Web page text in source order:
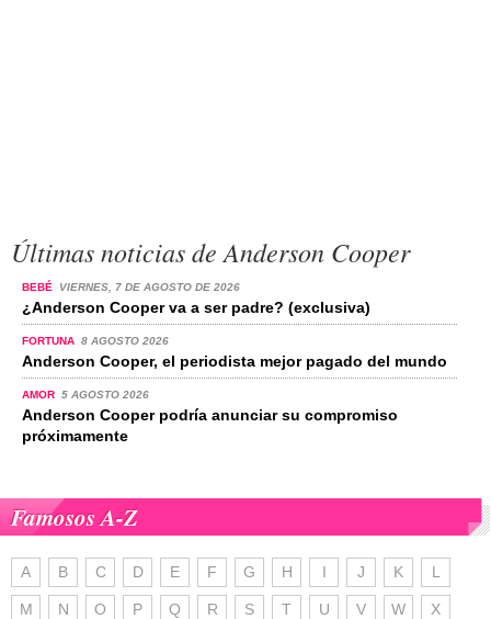
Últimas noticias de Anderson Cooper
BEBÉ VIERNES, 7 DE AGOSTO DE 2026
¿Anderson Cooper va a ser padre? (exclusiva)
FORTUNA 8 AGOSTO 2026
Anderson Cooper, el periodista mejor pagado del mundo
AMOR 5 AGOSTO 2026
Anderson Cooper podría anunciar su compromiso
próximamente
Famosos A-Z
A B C D E F G H I J K L
M N O P Q R S T U V W X